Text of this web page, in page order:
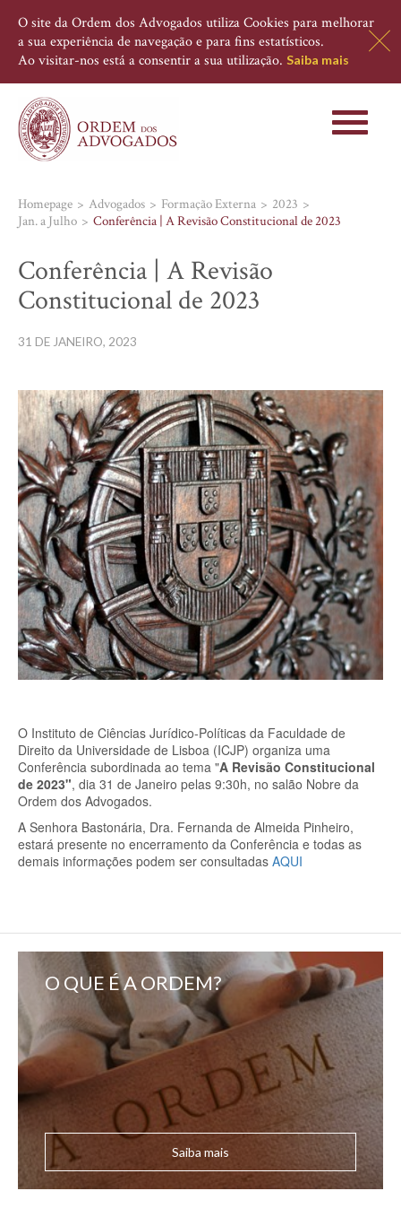
O site da Ordem dos Advogados utiliza Cookies para melhorar
a sua experiência de navegação e para fins estatísticos.
Ao visitar-nos está a consentir a sua utilização. Saiba mais
Toggle
Homepage Advogados Formação Externa
2023
Jan. a Julho
Conferência | A Revisão Constitucional de 2023
Conferência | A Revisão
Constitucional de 2023
31 DE JANEIRO, 2023
O Instituto de Ciências Jurídico-Políticas da Faculdade de
Direito da Universidade de Lisboa (ICJP) organiza uma
Conferência subordinada ao tema "A Revisão Constitucional
de 2023", dia 31 de Janeiro pelas 9:30h, no salão Nobre da
Ordem dos Advogados.
A Senhora Bastonária, Dra. Fernanda de Almeida Pinheiro,
estará presente no encerramento da Conferência e todas as
demais informações podem ser consultadas AQUI
O QUE É A ORDEM?
Saiba mais